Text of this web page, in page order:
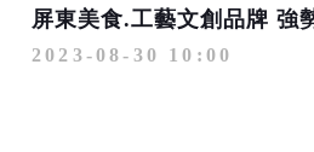
2023-08-30 10:00